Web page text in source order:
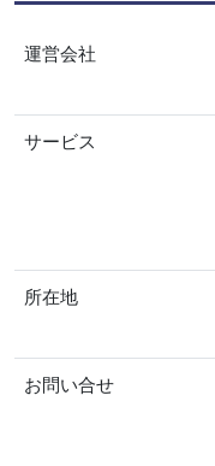
運営会社
サービス
所在地
お問い合せ